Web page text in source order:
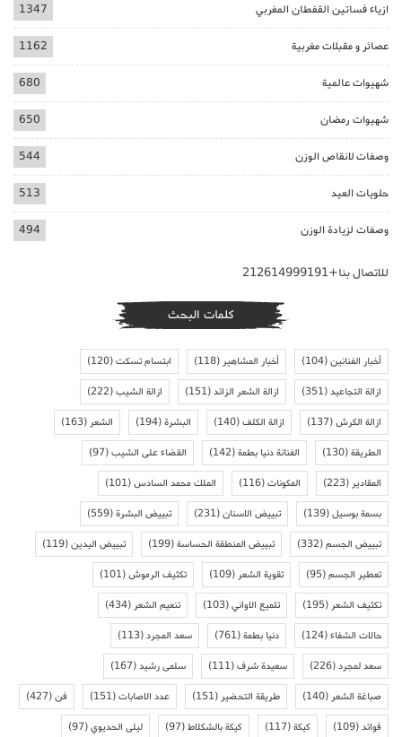
ازياء فساتين القفطان المغربي 1347
عصائر و مقبلات مغربية 1162
شهيوات عالمية 680
شهيوات رمضان 650
وصفات لانقاص الوزن 544
حلويات العيد 513
وصفات لزيادة الوزن 494
للاتصال بنا+212614999191
كلمات البحث
أخبار الفنانين(104) أخبار المشاهير(118) ابتسام تسكت(120)
ازالة التجاعيد(351) ازالة الشعر الزائد(151) ازالة الشيب(222)
ازالة الكرش(137) ازالة الكلف(140) البشرة(194) الشعر(163)
الطريقة(130) الفنانة دنيا بطمة(142) القضاء على الشيب(97)
المقادير(223) المكونات(116) الملك محمد السادس(101)
بسمة بوسيل(139) تبييض الاسنان(231) تبييض البشرة(559)
تبييض الجسم(332) تبييض المنطقة الحساسة(199) تبييض اليدين(119)
تعطير الجسم(95) تقوية الشعر(109) تكثيف الرموش(101)
تكثيف الشعر(195) تلميع الاواني(103) تنعيم الشعر(434)
حالات الشفاء(124) دنيا بطمة(761) سعد المجرد(113)
سعد لمجرد(226) سعيدة شرف(111) سلمى رشيد(167)
صباغة الشعر(140) طريقة التحضير(151) عدد الاصابات(151) فن(427)
فوائد(109) كيكة(117) كيكة بالشكلاط(97) ليلى الحديوي(97)